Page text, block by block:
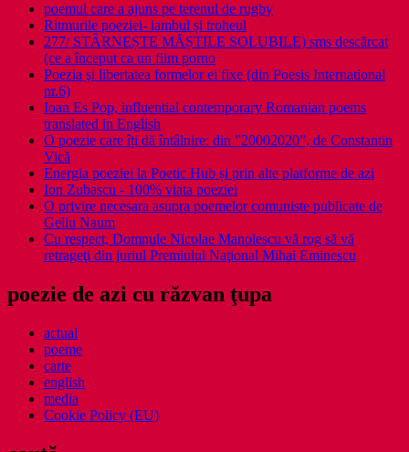
poemul care a ajuns pe terenul de rugby
Ritmurile poeziei- iambul și troheul
277/ STÂRNEȘTE MĂȘTILE SOLUBILE) sms descărcat
(ce a început ca un film porno
Poezia şi libertatea formelor ei fixe (din Poesis International
nr.6)
Ioan Es Pop, influential contemporary Romanian poems
translated in English
O poezie care îți dă întâlnire: din ”20002020”, de Constantin
Vică
Energia poeziei la Poetic Hub și prin alte platforme de azi
Ion Zubascu - 100% viata poeziei
O privire necesara asupra poemelor comuniste publicate de
Gellu Naum
Cu respect, Domnule Nicolae Manolescu vă rog să vă
retrageţi din juriul Premiului Naţional Mihai Eminescu
poezie de azi cu răzvan ţupa
actual
poeme
carte
english
media
Cookie Policy (EU)